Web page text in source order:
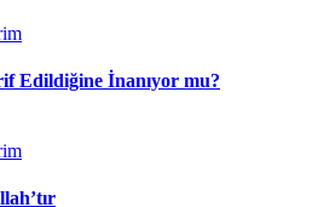
Edildiğine İnanıyor mu?